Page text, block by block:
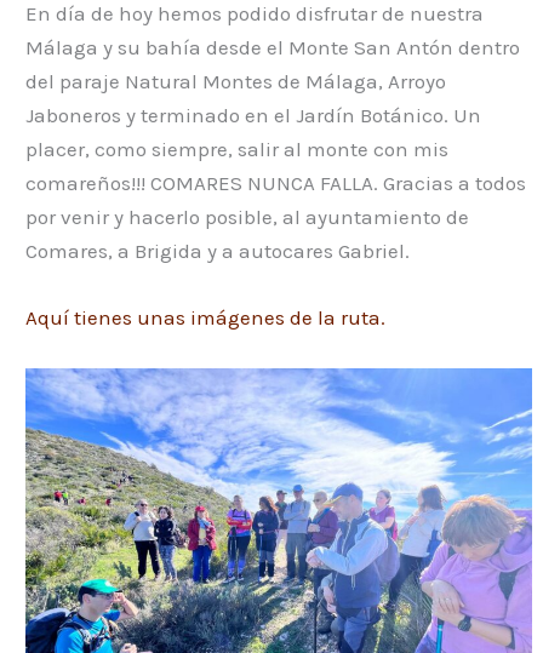
En día de hoy hemos podido disfrutar de nuestra
Málaga y su bahía desde el Monte San Antón dentro
del paraje Natural Montes de Málaga, Arroyo
Jaboneros y terminado en el Jardín Botánico. Un
placer, como siempre, salir al monte con mis
comareños!!! COMARES NUNCA FALLA. Gracias a todos
por venir y hacerlo posible, al ayuntamiento de
Comares, a Brigida y a autocares Gabriel.
Aquí tienes unas imágenes de la ruta.